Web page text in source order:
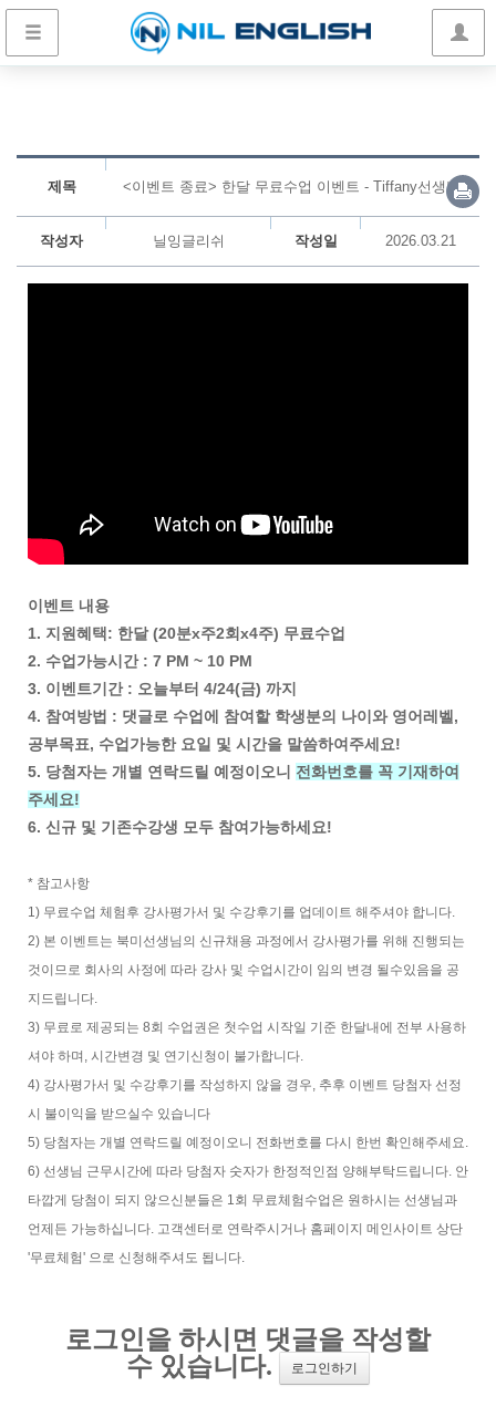
제목 <이벤트 종료> 한달 무료수업 이벤트 - Tiffany선생님
작성자 닐잉글리쉬 작성일 2026.03.21
이벤트 내용
1. 지원혜택: 한달 (20분x주2회x4주) 무료수업
2. 수업가능시간 : 7 PM ~ 10 PM
3. 이벤트기간 : 오늘부터 4/24(금) 까지
4. 참여방법 : 댓글로 수업에 참여할 학생분의 나이와 영어레벨,
공부목표, 수업가능한 요일 및 시간을 말씀하여주세요!
5. 당첨자는 개별 연락드릴 예정이오니 전화번호를 꼭 기재하여
주세요!
6. 신규 및 기존수강생 모두 참여가능하세요!
* 참고사항
1) 무료수업 체험후 강사평가서 및 수강후기를 업데이트 해주셔야 합니다.
2) 본 이벤트는 북미선생님의 신규채용 과정에서 강사평가를 위해 진행되는
것이므로 회사의 사정에 따라 강사 및 수업시간이 임의 변경 될수있음을 공
지드립니다.
3) 무료로 제공되는 8회 수업권은 첫수업 시작일 기준 한달내에 전부 사용하
셔야 하며, 시간변경 및 연기신청이 불가합니다.
4) 강사평가서 및 수강후기를 작성하지 않을 경우, 추후 이벤트 당첨자 선정
시 불이익을 받으실수 있습니다
5) 당첨자는 개별 연락드릴 예정이오니 전화번호를 다시 한번 확인해주세요.
6) 선생님 근무시간에 따라 당첨자 숫자가 한정적인점 양해부탁드립니다. 안
타깝게 당첨이 되지 않으신분들은 1회 무료체험수업은 원하시는 선생님과
언제든 가능하십니다. 고객센터로 연락주시거나 홈페이지 메인사이트 상단
'무료체험' 으로 신청해주셔도 됩니다.